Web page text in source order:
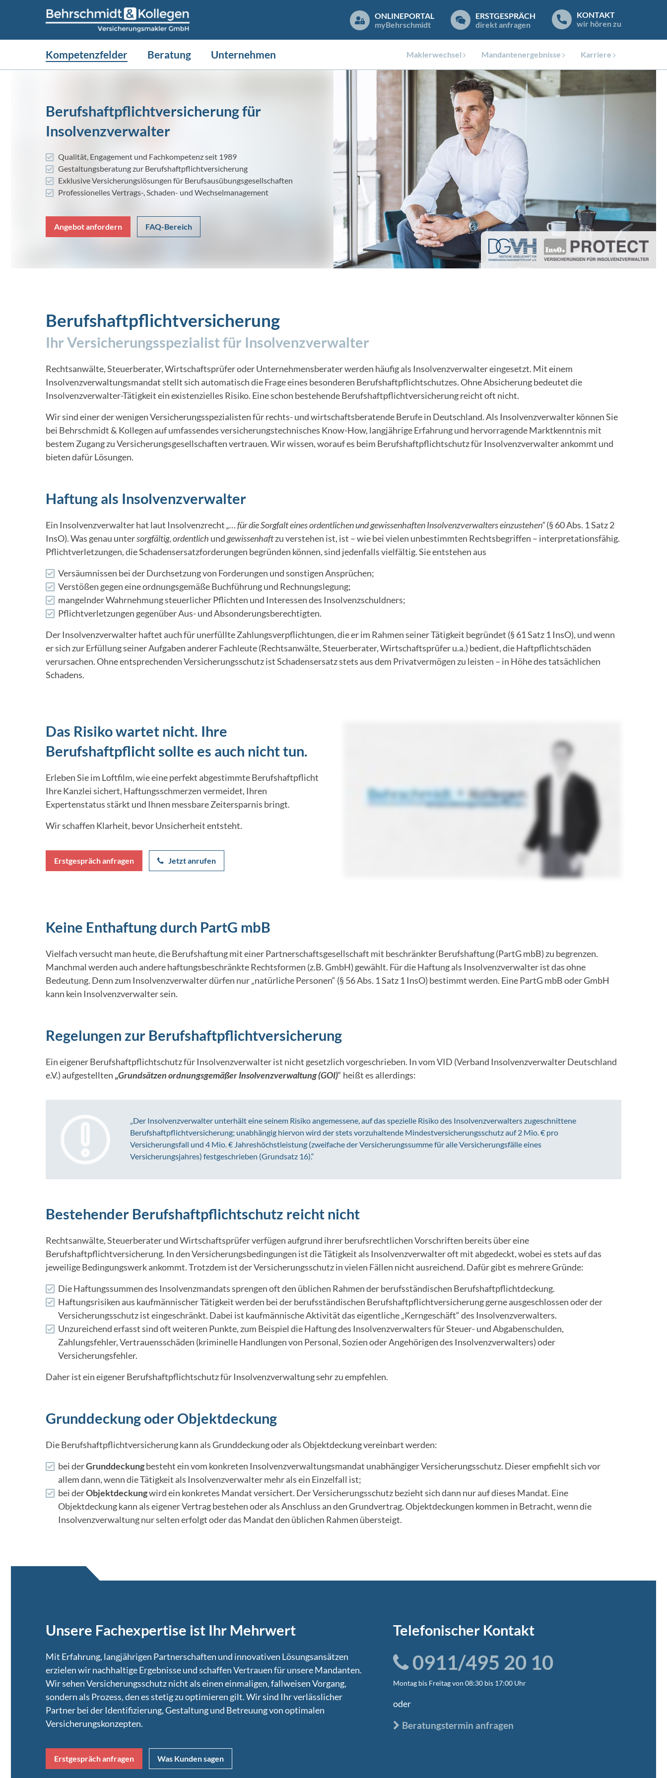
ONLINEPORTAL
myBehrschmidt
ERSTGESPRÄCH
direkt anfragen
KONTAKT
wir hören zu
Kompetenzfelder Beratung Unternehmen Karriere
Mandantenergebnisse
Maklerwechsel
Berufshaftpflichtversicherung für
Insolvenzverwalter
Qualität, Engagement und Fachkompetenz seit 1989
Gestaltungsberatung zur Berufshaftpflichtversicherung
Exklusive Versicherungslösungen für Berufsausübungsgesellschaften
Professionelles Vertrags-, Schaden- und Wechselmanagement
Angebot anfordern FAQ-Bereich
Berufshaftpflichtversicherung
Ihr Versicherungsspezialist für Insolvenzverwalter
Rechtsanwälte, Steuerberater, Wirtschaftsprüfer oder Unternehmensberater werden häufig als Insolvenzverwalter eingesetzt. Mit einem
Insolvenzverwaltungsmandat stellt sich automatisch die Frage eines besonderen Berufshaftpflichtschutzes. Ohne Absicherung bedeutet die
Insolvenzverwalter-Tätigkeit ein existenzielles Risiko. Eine schon bestehende Berufshaftpflichtversicherung reicht oft nicht.
Wir sind einer der wenigen Versicherungsspezialisten für rechts- und wirtschaftsberatende Berufe in Deutschland. Als Insolvenzverwalter können Sie
bei Behrschmidt & Kollegen auf umfassendes versicherungstechnisches Know-How, langjährige Erfahrung und hervorragende Marktkenntnis mit
bestem Zugang zu Versicherungsgesellschaften vertrauen. Wir wissen, worauf es beim Berufshaftpflichtschutz für Insolvenzverwalter ankommt und
bieten dafür Lösungen.
Haftung als Insolvenzverwalter
Ein Insolvenzverwalter hat laut Insolvenzrecht„… für die Sorgfalt eines ordentlichen und gewissenhaften Insolvenzverwalters einzustehen“(§ 60 Abs. 1 Satz 2
InsO). Was genau untersorgfältig,ordentlich undgewissenhaftzu verstehen ist, ist – wie bei vielen unbestimmten Rechtsbegriffen – interpretationsfähig.
Pflichtverletzungen, die Schadensersatzforderungen begründen können, sind jedenfalls vielfältig. Sie entstehen aus
Versäumnissen bei der Durchsetzung von Forderungen und sonstigen Ansprüchen;
Verstößen gegen eine ordnungsgemäße Buchführung und Rechnungslegung;
mangelnder Wahrnehmung steuerlicher Pflichten und Interessen des Insolvenzschuldners;
Pflichtverletzungen gegenüber Aus- und Absonderungsberechtigten.
Der Insolvenzverwalter haftet auch für unerfüllte Zahlungsverpflichtungen, die er im Rahmen seiner Tätigkeit begründet (§ 61 Satz 1 InsO), und wenn
er sich zur Erfüllung seiner Aufgaben anderer Fachleute (Rechtsanwälte, Steuerberater, Wirtschaftsprüfer u.a.) bedient, die Haftpflichtschäden
verursachen. Ohne entsprechenden Versicherungsschutz ist Schadensersatz stets aus dem Privatvermögen zu leisten – in Höhe des tatsächlichen
Schadens.
Das Risiko wartet nicht. Ihre
Berufshaftpflicht sollte es auch nicht tun.
Erleben Sie im Loftfilm, wie eine perfekt abgestimmte Berufshaftpflicht
Ihre Kanzlei sichert, Haftungsschmerzen vermeidet, Ihren
Expertenstatus stärkt und Ihnen messbare Zeitersparnis bringt.
Wir schaffen Klarheit, bevor Unsicherheit entsteht.
Erstgespräch anfragen Jetzt anrufen
Keine Enthaftung durch PartG mbB
Vielfach versucht man heute, die Berufshaftung mit einer Partnerschaftsgesellschaft mit beschränkter Berufshaftung (PartG mbB) zu begrenzen.
Manchmal werden auch andere haftungsbeschränkte Rechtsformen (z.B. GmbH) gewählt. Für die Haftung als Insolvenzverwalter ist das ohne
Bedeutung. Denn zum Insolvenzverwalter dürfen nur „natürliche Personen“ (§ 56 Abs. 1 Satz 1 InsO) bestimmt werden. Eine PartG mbB oder GmbH
kann kein Insolvenzverwalter sein.
Regelungen zur Berufshaftpflichtversicherung
Ein eigener Berufshaftpflichtschutz für Insolvenzverwalter ist nicht gesetzlich vorgeschrieben. In vom VID (Verband Insolvenzverwalter Deutschland
e.V.) aufgestellten „Grundsätzen ordnungsgemäßer Insolvenzverwaltung (GOI)“ heißt es allerdings:
„Der Insolvenzverwalter unterhält eine seinem Risiko angemessene, auf das spezielle Risiko des Insolvenzverwalters zugeschnittene
Berufshaftpflichtversicherung; unabhängig hiervon wird der stets vorzuhaltende Mindestversicherungsschutz auf 2 Mio. € pro
Versicherungsfall und 4 Mio. € Jahreshöchstleistung (zweifache der Versicherungssumme für alle Versicherungsfälle eines
Versicherungsjahres) festgeschrieben (Grundsatz 16).“
Bestehender Berufshaftpflichtschutz reicht nicht
Rechtsanwälte, Steuerberater und Wirtschaftsprüfer verfügen aufgrund ihrer berufsrechtlichen Vorschriften bereits über eine
Berufshaftpflichtversicherung. In den Versicherungsbedingungen ist die Tätigkeit als Insolvenzverwalter oft mit abgedeckt, wobei es stets auf das
jeweilige Bedingungswerk ankommt. Trotzdem ist der Versicherungsschutz in vielen Fällen nicht ausreichend. Dafür gibt es mehrere Gründe:
Die Haftungssummen des Insolvenzmandats sprengen oft den üblichen Rahmen der berufsständischen Berufshaftpflichtdeckung.
Haftungsrisiken aus kaufmännischer Tätigkeit werden bei der berufsständischen Berufshaftpflichtversicherung gerne ausgeschlossen oder der
Versicherungsschutz ist eingeschränkt. Dabei ist kaufmännische Aktivität das eigentliche „Kerngeschäft“ des Insolvenzverwalters.
Unzureichend erfasst sind oft weiteren Punkte, zum Beispiel die Haftung des Insolvenzverwalters für Steuer- und Abgabenschulden,
Zahlungsfehler, Vertrauensschäden (kriminelle Handlungen von Personal, Sozien oder Angehörigen des Insolvenzverwalters) oder
Versicherungsfehler.
Daher ist ein eigener Berufshaftpflichtschutz für Insolvenzverwaltung sehr zu empfehlen.
Grunddeckung oder Objektdeckung
Die Berufshaftpflichtversicherung kann als Grunddeckung oder als Objektdeckung vereinbart werden:
bei derGrunddeckungbesteht ein vom konkreten Insolvenzverwaltungsmandat unabhängiger Versicherungsschutz. Dieser empfiehlt sich vor
allem dann, wenn die Tätigkeit als Insolvenzverwalter mehr als ein Einzelfall ist;
bei derObjektdeckungwird ein konkretes Mandat versichert. Der Versicherungsschutz bezieht sich dann nur auf dieses Mandat. Eine
Objektdeckung kann als eigener Vertrag bestehen oder als Anschluss an den Grundvertrag. Objektdeckungen kommen in Betracht, wenn die
Insolvenzverwaltung nur selten erfolgt oder das Mandat den üblichen Rahmen übersteigt.
Unsere Fachexpertise ist Ihr Mehrwert
Mit Erfahrung, langjährigen Partnerschaften und innovativen Lösungsansätzen
erzielen wir nachhaltige Ergebnisse und schaffen Vertrauen für unsere Mandanten.
Wir sehen Versicherungsschutz nicht als einen einmaligen, fallweisen Vorgang,
sondern als Prozess, den es stetig zu optimieren gilt. Wir sind Ihr verlässlicher
Partner bei der Identifizierung, Gestaltung und Betreuung von optimalen
Versicherungskonzepten.
Erstgespräch anfragen Was Kunden sagen
Telefonischer Kontakt
0911/495 20 10
Montag bis Freitag von 08:30 bis 17:00 Uhr
oder
Beratungstermin anfragen